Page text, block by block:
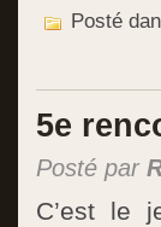
Posté
5e
Posté par
C’est le